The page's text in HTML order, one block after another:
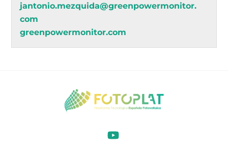
jantonio.mezquida@greenpowermonitor.
com
greenpowermonitor.com